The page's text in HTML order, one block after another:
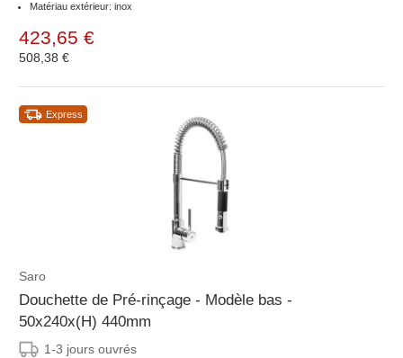
Matériau extérieur: inox
423,65 €
508,38 €
Express
Saro
Douchette de Pré-rinçage - Modèle bas -
50x240x(H) 440mm
1-3 jours ouvrés